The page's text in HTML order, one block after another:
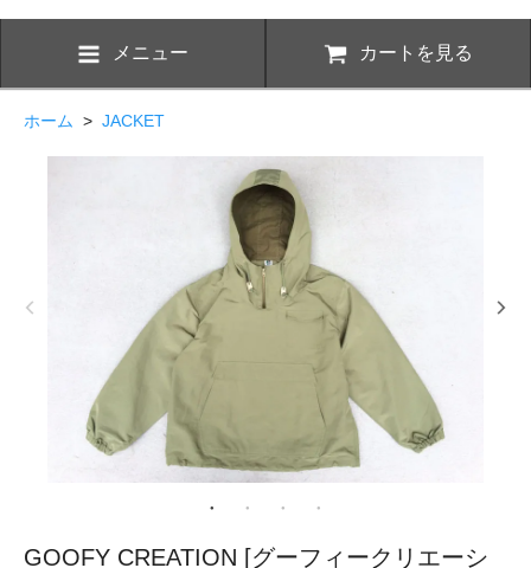
メニュー カートを見る
ホーム > JACKET
GOOFY CREATION [グーフィークリエーシ